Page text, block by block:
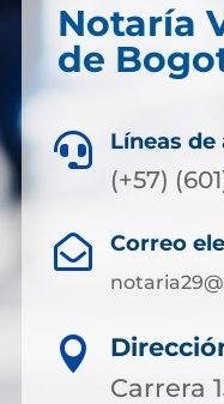
Notaría
de
 Líneas
(+57)
 Correo

Carrera